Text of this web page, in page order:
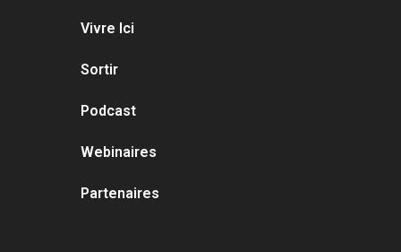
Vivre Ici
Sortir
Podcast
Webinaires
Partenaires